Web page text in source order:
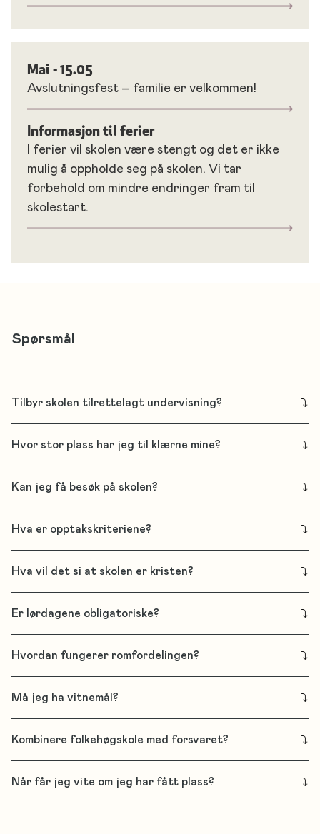
Mai - 15.05
Avslutningsfest – familie er velkommen!
Informasjon til ferier
I ferier vil skolen være stengt og det er ikke
mulig å oppholde seg på skolen. Vi tar
forbehold om mindre endringer fram til
skolestart.
Spørsmål
Tilbyr skolen tilrettelagt undervisning?
Hvor stor plass har jeg til klærne mine?
Kan jeg få besøk på skolen?
Hva er opptakskriteriene?
Hva vil det si at skolen er kristen?
Er lørdagene obligatoriske?
Hvordan fungerer romfordelingen?
Må jeg ha vitnemål?
Kombinere folkehøgskole med forsvaret?
Når får jeg vite om jeg har fått plass?